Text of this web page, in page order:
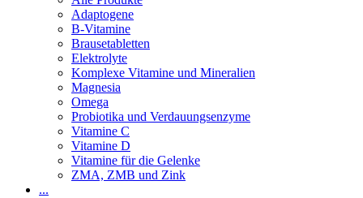
Adaptogene
B-Vitamine
Brausetabletten
Elektrolyte
Komplexe Vitamine und Mineralien
Magnesia
Omega
Probiotika und Verdauungsenzyme
Vitamine C
Vitamine D
Vitamine für die Gelenke
ZMA, ZMB und Zink
...